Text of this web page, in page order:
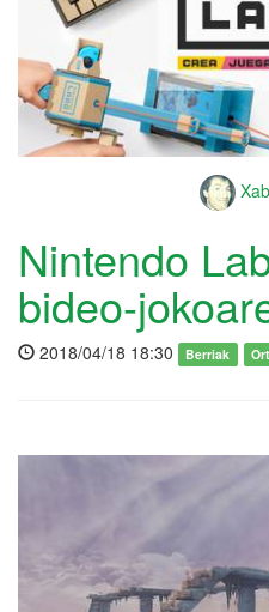
Nintendo
bideo-
2018/04/18 18:30 Berriak